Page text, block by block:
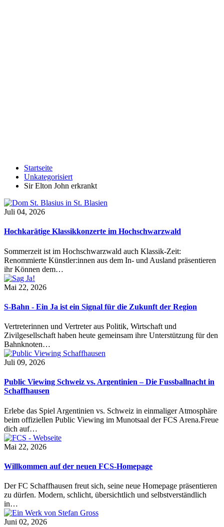
Startseite
Unkategorisiert
Sir Elton John erkrankt
Juli 04, 2026
Hochkarätige Klassikkonzerte im Hochschwarzwald
Sommerzeit ist im Hochschwarzwald auch Klassik-Zeit:
Renommierte Künstler:innen aus dem In- und Ausland präsentieren
ihr Können dem…
Mai 22, 2026
S-Bahn - Ein Ja ist ein Signal für die Zukunft der Region
Vertreterinnen und Vertreter aus Politik, Wirtschaft und
Zivilgesellschaft haben heute gemeinsam ihre Unterstützung für den
Bahnknoten…
Juli 09, 2026
Public Viewing Schweiz vs. Argentinien – Die Fussballnacht in
Schaffhausen
Erlebe das Spiel Argentinien vs. Schweiz in einmaliger Atmosphäre
beim offiziellen Public Viewing im Munotsaal der FCS Arena.Freue
dich auf…
Mai 22, 2026
Willkommen auf der neuen FCS-Homepage
Der FC Schaffhausen freut sich, seine neue Homepage präsentieren
zu dürfen. Modern, schlicht, übersichtlich und selbstverständlich
in…
Juni 02, 2026